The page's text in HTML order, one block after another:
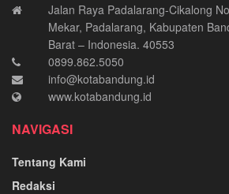
Jalan Raya Padalarang-Cikalong
Mekar, Padalarang, Kabupaten
Barat – Indonesia. 40553
0899.862.5050
info@kotabandung.id
www.kotabandung.id
NAVIGASI
Tentang Kami
Redaksi